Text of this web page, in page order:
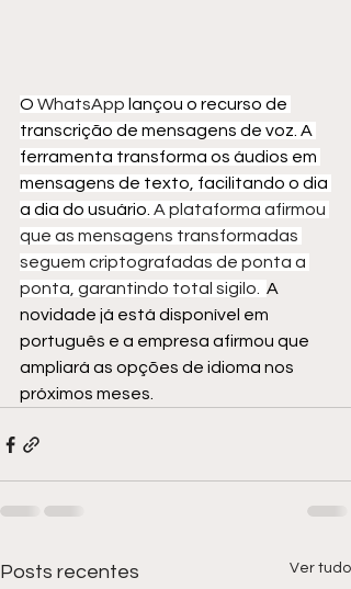
O WhatsApp lançou o recurso de
transcrição de mensagens de voz. A
ferramenta transforma os áudios em
mensagens de texto, facilitando o dia
a dia do usuário. A plataforma afirmou
que as mensagens transformadas
seguem criptografadas de ponta a
ponta, garantindo total sigilo. A
novidade já está disponível em
português e a empresa afirmou que
ampliará as opções de idioma nos
próximos meses.
Posts recentes Ver tudo